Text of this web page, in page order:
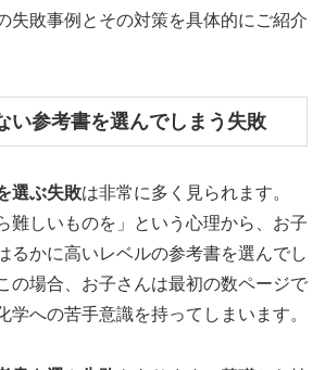
失敗事例とその対策を具体的にご紹介
い参考書を選んでしまう失敗
選ぶ失敗は非常に多く見られます。
難しいものを」という心理から、お子
るかに高いレベルの参考書を選んでし
の場合、お子さんは最初の数ページで
学への苦手意識を持ってしまいます。